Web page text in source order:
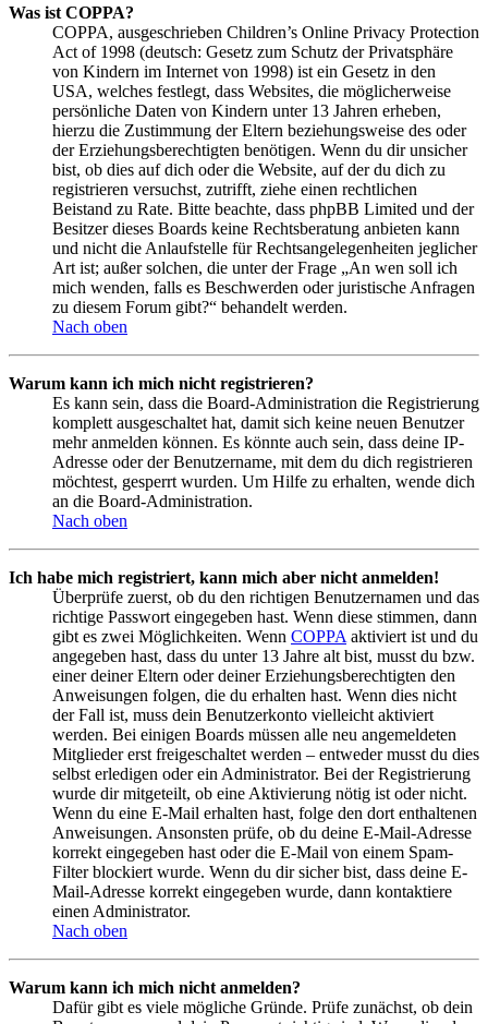
Was ist COPPA?
COPPA, ausgeschrieben Children’s Online Privacy Protection
Act of 1998 (deutsch: Gesetz zum Schutz der Privatsphäre
von Kindern im Internet von 1998) ist ein Gesetz in den
USA, welches festlegt, dass Websites, die möglicherweise
persönliche Daten von Kindern unter 13 Jahren erheben,
hierzu die Zustimmung der Eltern beziehungsweise des oder
der Erziehungsberechtigten benötigen. Wenn du dir unsicher
bist, ob dies auf dich oder die Website, auf der du dich zu
registrieren versuchst, zutrifft, ziehe einen rechtlichen
Beistand zu Rate. Bitte beachte, dass phpBB Limited und der
Besitzer dieses Boards keine Rechtsberatung anbieten kann
und nicht die Anlaufstelle für Rechtsangelegenheiten jeglicher
Art ist; außer solchen, die unter der Frage „An wen soll ich
mich wenden, falls es Beschwerden oder juristische Anfragen
zu diesem Forum gibt?“ behandelt werden.
Nach oben
Warum kann ich mich nicht registrieren?
Es kann sein, dass die Board-Administration die Registrierung
komplett ausgeschaltet hat, damit sich keine neuen Benutzer
mehr anmelden können. Es könnte auch sein, dass deine IP-
Adresse oder der Benutzername, mit dem du dich registrieren
möchtest, gesperrt wurden. Um Hilfe zu erhalten, wende dich
an die Board-Administration.
Nach oben
Ich habe mich registriert, kann mich aber nicht anmelden!
Überprüfe zuerst, ob du den richtigen Benutzernamen und das
richtige Passwort eingegeben hast. Wenn diese stimmen, dann
gibt es zwei Möglichkeiten. Wenn COPPA aktiviert ist und du
angegeben hast, dass du unter 13 Jahre alt bist, musst du bzw.
einer deiner Eltern oder deiner Erziehungsberechtigten den
Anweisungen folgen, die du erhalten hast. Wenn dies nicht
der Fall ist, muss dein Benutzerkonto vielleicht aktiviert
werden. Bei einigen Boards müssen alle neu angemeldeten
Mitglieder erst freigeschaltet werden – entweder musst du dies
selbst erledigen oder ein Administrator. Bei der Registrierung
wurde dir mitgeteilt, ob eine Aktivierung nötig ist oder nicht.
Wenn du eine E-Mail erhalten hast, folge den dort enthaltenen
Anweisungen. Ansonsten prüfe, ob du deine E-Mail-Adresse
korrekt eingegeben hast oder die E-Mail von einem Spam-
Filter blockiert wurde. Wenn du dir sicher bist, dass deine E-
Mail-Adresse korrekt eingegeben wurde, dann kontaktiere
einen Administrator.
Nach oben
Warum kann ich mich nicht anmelden?
Dafür gibt es viele mögliche Gründe. Prüfe zunächst, ob dein